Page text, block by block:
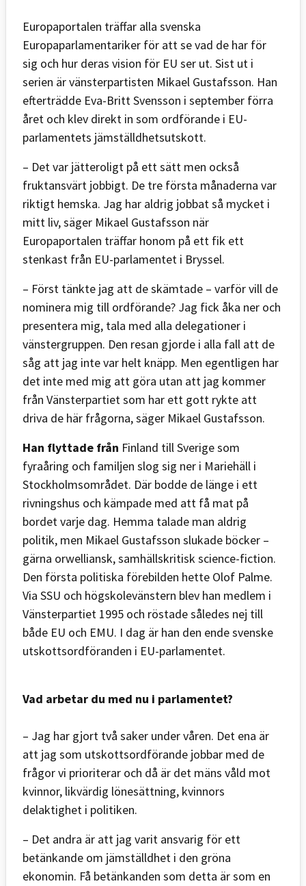
Europaportalen träffar alla svenska
Europaparlamentariker för att se vad de har för
sig och hur deras vision för EU ser ut. Sist ut i
serien är vänsterpartisten Mikael Gustafsson. Han
efterträdde Eva-Britt Svensson i september förra
året och klev direkt in som ordförande i EU-
parlamentets jämställdhetsutskott.
– Det var jätteroligt på ett sätt men också
fruktansvärt jobbigt. De tre första månaderna var
riktigt hemska. Jag har aldrig jobbat så mycket i
mitt liv, säger Mikael Gustafsson när
Europaportalen träffar honom på ett fik ett
stenkast från EU-parlamentet i Bryssel.
– Först tänkte jag att de skämtade – varför vill de
nominera mig till ordförande? Jag fick åka ner och
presentera mig, tala med alla delegationer i
vänstergruppen. Den resan gjorde i alla fall att de
såg att jag inte var helt knäpp. Men egentligen har
det inte med mig att göra utan att jag kommer
från Vänsterpartiet som har ett gott rykte att
driva de här frågorna, säger Mikael Gustafsson.
Han flyttade från Finland till Sverige som
fyraåring och familjen slog sig ner i Mariehäll i
Stockholmsområdet. Där bodde de länge i ett
rivningshus och kämpade med att få mat på
bordet varje dag. Hemma talade man aldrig
politik, men Mikael Gustafsson slukade böcker –
gärna orwelliansk, samhällskritisk science-fiction.
Den första politiska förebilden hette Olof Palme.
Via SSU och högskolevänstern blev han medlem i
Vänsterpartiet 1995 och röstade således nej till
både EU och EMU. I dag är han den ende svenske
utskottsordföranden i EU-parlamentet.
Vad arbetar du med nu i parlamentet?
– Jag har gjort två saker under våren. Det ena är
att jag som utskottsordförande jobbar med de
frågor vi prioriterar och då är det mäns våld mot
kvinnor, likvärdig lönesättning, kvinnors
delaktighet i politiken.
– Det andra är att jag varit ansvarig för ett
betänkande om jämställdhet i den gröna
ekonomin. Få betänkanden som detta är som en